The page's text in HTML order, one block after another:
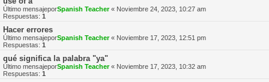
Último mensajeporSpanish Teacher« Noviembre 24, 2023, 10:27 am
Respuestas: 1
Hacer errores
Último mensajeporSpanish Teacher« Noviembre 17, 2023, 12:51 pm
Respuestas: 1
qué significa la palabra "ya"
Último mensajeporSpanish Teacher« Noviembre 17, 2023, 10:32 am
Respuestas: 1